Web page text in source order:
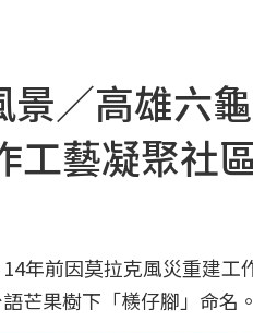
／高雄六
工藝凝聚社
年前因莫拉克風災重建工
芒果樹下「檨仔腳」命名。